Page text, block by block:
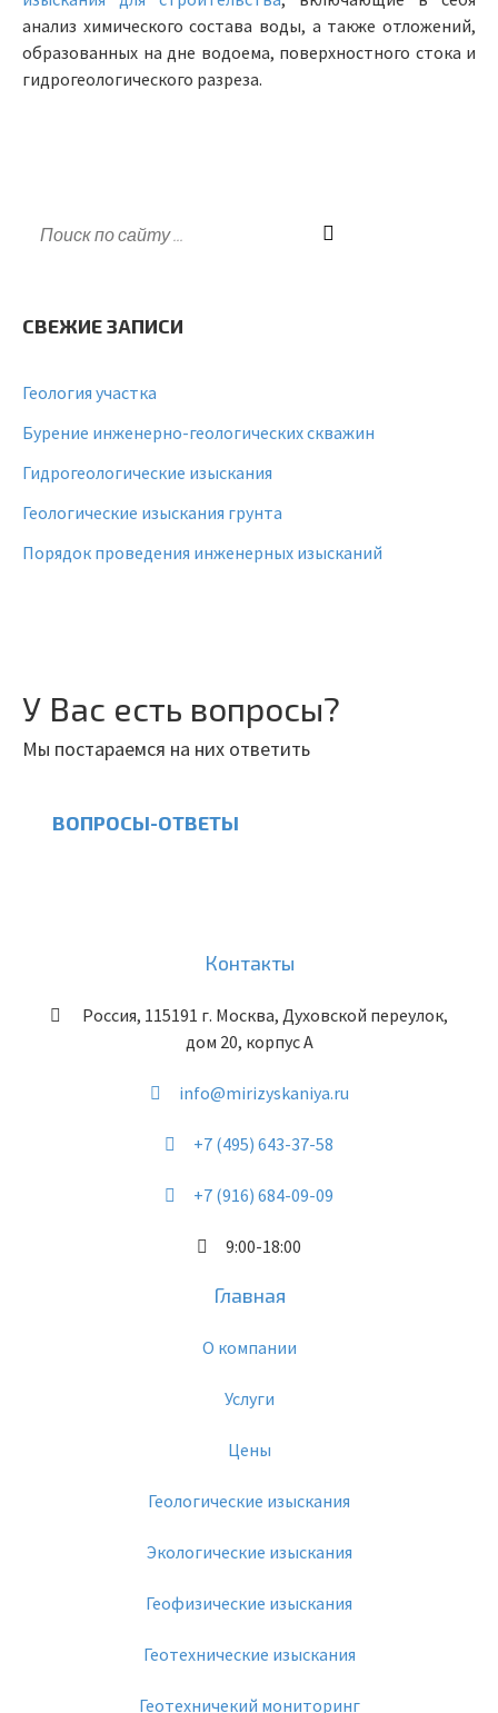
анализ химического состава воды, а также отложений,
образованных на дне водоема, поверхностного стока и
гидрогеологического разреза.
СВЕЖИЕ ЗАПИСИ
Геология участка
Бурение инженерно-геологических скважин
Гидрогеологические изыскания
Геологические изыскания грунта
Порядок проведения инженерных изысканий
У Вас есть вопросы?
Мы постараемся на них ответить
ВОПРОСЫ-ОТВЕТЫ
Контакты
Россия, 115191 г. Москва, Духовской переулок,
дом 20, корпус А
info@mirizyskaniya.ru
+7 (495) 643-37-58
+7 (916) 684-09-09
9:00-18:00
Главная
О компании
Услуги
Цены
Геологические изыскания
Экологические изыскания
Геофизические изыскания
Геотехнические изыскания
Геотехничекий мониторинг